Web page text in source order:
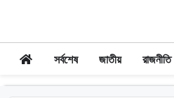
সর্বশেষ জাতীয় রাজনীতি